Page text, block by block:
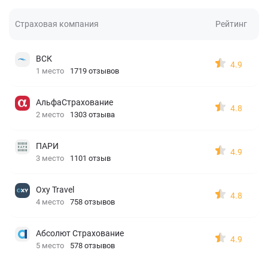
Страховая компания Рейтинг
ВСК
1 место 1719 отзывов
4.9
АльфаСтрахование
2 место 1303 отзыва
4.8
ПАРИ
3 место 1101 отзыв
4.9
Oxy Travel
4 место 758 отзывов
4.8
Абсолют Страхование
5 место 578 отзывов
4.9